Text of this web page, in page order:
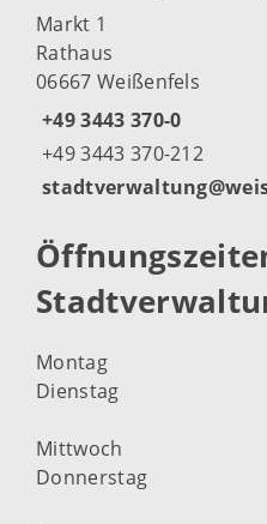
Markt 1
Rathaus
06667 Weißenfels
+49 3443 370-0
+49 3443 370-212
Montag
Dienstag
Mittwoch
Donnerstag